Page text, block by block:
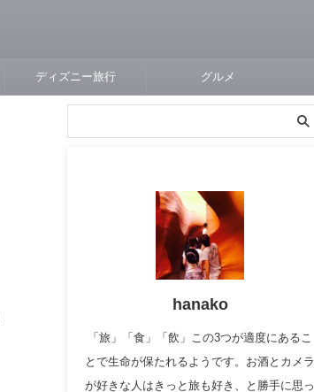
ディズニー旅行 グルメ
hanako
「旅」「食」「飲」この3つが適度にあるこ
とで生命が保たれるようです。お酒とカメラ
が好きな人はきっと旅も好き、と勝手に思っ